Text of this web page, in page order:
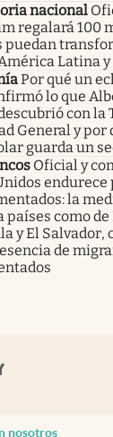
nacional
regalará 100
puedan
Latina y
Por qué un
lo que
con la
General y por
guarda un
Oficial y
endurece
la
países como de
y El Salvador,
de
nosotros